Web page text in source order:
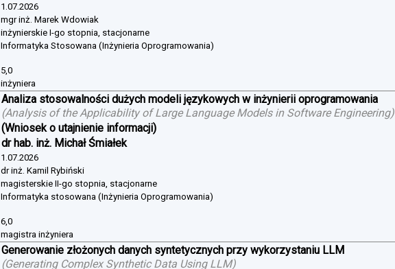
1.07.2026
mgr inż. Marek Wdowiak
inżynierskie I-go stopnia, stacjonarne
Informatyka Stosowana (Inżynieria Oprogramowania)
5,0
inżyniera
Analiza stosowalności dużych modeli językowych w inżynierii oprogramowania
(Analysis of the Applicability of Large Language Models in Software Engineering)
(Wniosek o utajnienie informacji)
dr hab. inż. Michał Śmiałek
1.07.2026
dr inż. Kamil Rybiński
magisterskie II-go stopnia, stacjonarne
Informatyka stosowana (Inżynieria Oprogramowania)
6,0
magistra inżyniera
Generowanie złożonych danych syntetycznych przy wykorzystaniu LLM
(Generating Complex Synthetic Data Using LLM)